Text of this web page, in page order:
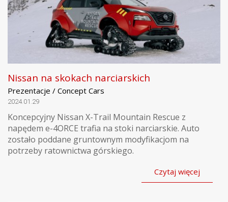
Nissan na skokach narciarskich
Prezentacje / Concept Cars
2024.01.29
Koncepcyjny Nissan X-Trail Mountain Rescue z
napędem e-4ORCE trafia na stoki narciarskie. Auto
zostało poddane gruntownym modyfikacjom na
potrzeby ratownictwa górskiego.
Czytaj więcej